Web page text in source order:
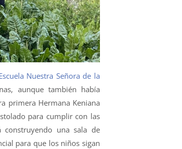
Nuestra Señora de la
aunque también había
primera Hermana Keniana
para cumplir con las
construyendo una sala de
para que los niños sigan